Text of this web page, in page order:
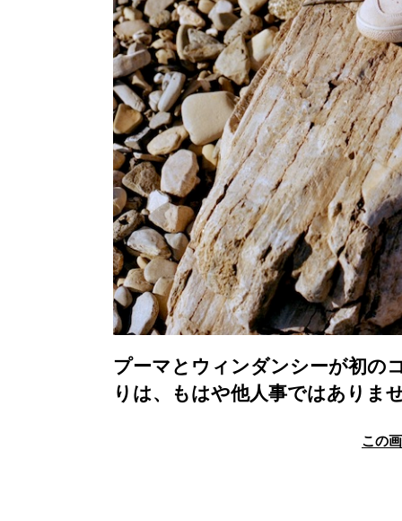
プーマとウィンダンシーが初の
りは、もはや他人事ではありま
この